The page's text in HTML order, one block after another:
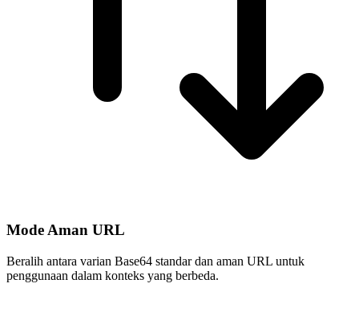
Mode Aman URL
Beralih antara varian Base64 standar dan aman URL untuk
penggunaan dalam konteks yang berbeda.